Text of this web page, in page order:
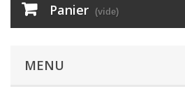
Panier (vide)
MENU